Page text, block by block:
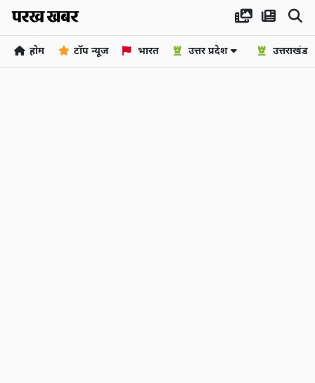
होम टॉप न्यूज भारत उत्तर प्रदेश उत्तराखंड